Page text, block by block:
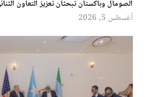
الصومال وباكستان تبحثان تعزيز التعاون
أغسطس 5, 2026